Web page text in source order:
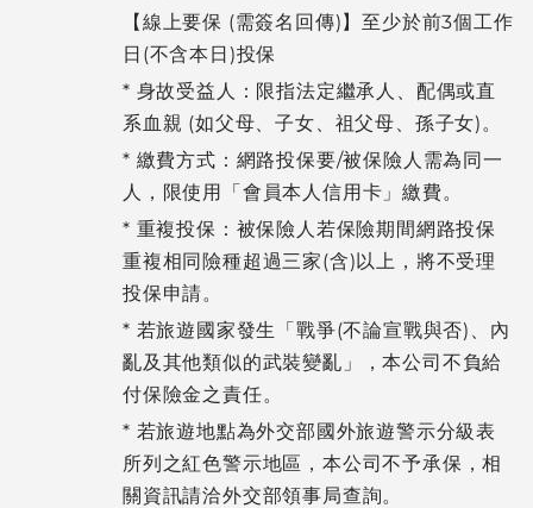
【線上要保 (需簽名回傳)】至少於前3個工作
日(不含本日)投保
* 身故受益人：限指法定繼承人、配偶或直
系血親 (如父母、子女、祖父母、孫子女)。
* 繳費方式：網路投保要/被保險人需為同一
人，限使用「會員本人信用卡」繳費。
* 重複投保：被保險人若保險期間網路投保
重複相同險種超過三家(含)以上，將不受理
投保申請。
* 若旅遊國家發生「戰爭(不論宣戰與否)、內
亂及其他類似的武裝變亂」，本公司不負給
付保險金之責任。
* 若旅遊地點為外交部國外旅遊警示分級表
所列之紅色警示地區，本公司不予承保，相
關資訊請洽外交部領事局查詢。